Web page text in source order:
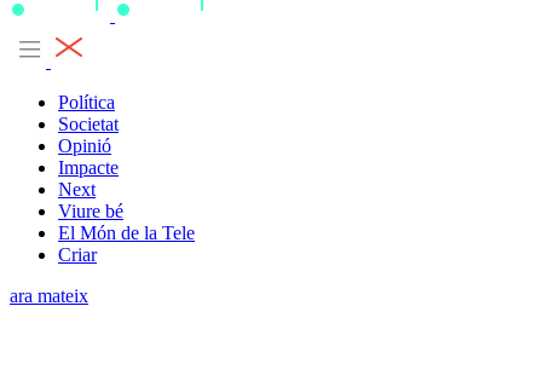
Política
Societat
Opinió
Impacte
Next
Viure bé
El Món de la Tele
Criar
ara mateix